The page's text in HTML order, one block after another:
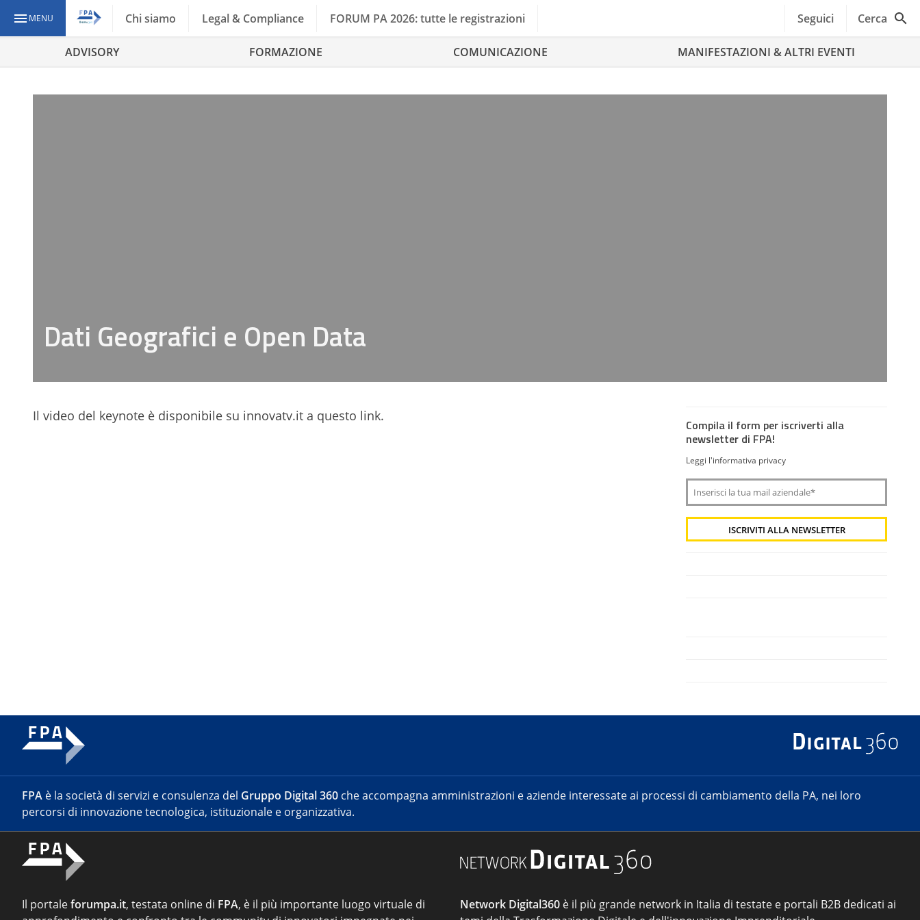
MENU Chi siamo Legal & Compliance FORUM PA 2026: tutte le registrazioni Seguici Cerca
ADVISORY FORMAZIONE COMUNICAZIONE MANIFESTAZIONI & ALTRI EVENTI
Dati Geografici e Open Data
Il video del keynote è disponibile su innovatv.it a questo link.
Compila il form per iscriverti alla
newsletter di FPA!
Leggi l'informativa privacy
FPA è la società di servizi e consulenza del Gruppo Digital 360 che accompagna amministrazioni e aziende interessate ai processi di cambiamento della PA, nei loro
percorsi di innovazione tecnologica, istituzionale e organizzativa.
Il portaleforumpa.it, testata online di FPA, è il più importante luogo virtuale di
Network Digital360 è il più grande network in Italia di testate e portali B2B dedicati ai